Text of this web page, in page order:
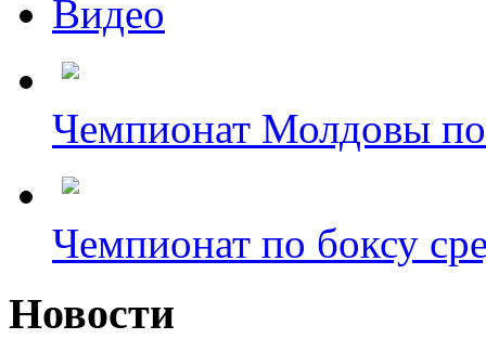
Видео
Чемпионат Молдовы
Чемпионат по боксу
Новости